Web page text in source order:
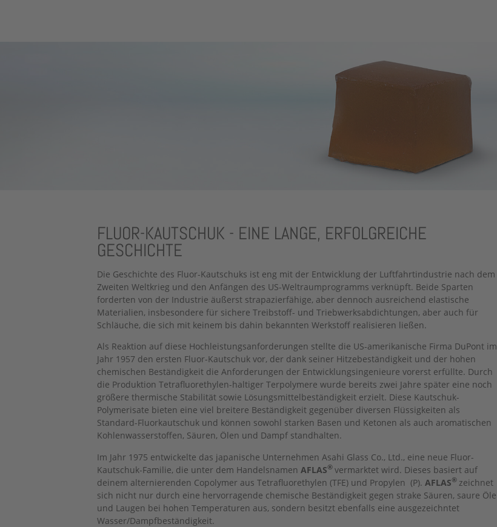
FLUOR-KAUTSCHUK - EINE LANGE, ERFOLGREICHE
GESCHICHTE
Die Geschichte des Fluor-Kautschuks ist eng mit der Entwicklung der Luftfahrtindustrie nach dem
Zweiten Weltkrieg und den Anfängen des US-Weltraumprogramms verknüpft. Beide Sparten
forderten von der Industrie äußerst strapazierfähige, aber dennoch ausreichend elastische
Materialien, insbesondere für sichere Treibstoff- und Triebwerksabdichtungen, aber auch für
Schläuche, die sich mit keinem bis dahin bekannten Werkstoff realisieren ließen.
Als Reaktion auf diese Hochleistungsanforderungen stellte die US-amerikanische Firma DuPont im
Jahr 1957 den ersten Fluor-Kautschuk vor, der dank seiner Hitzebeständigkeit und der hohen
chemischen Beständigkeit die Anforderungen der Entwicklungsingenieure vorerst erfüllte. Durch
die Produktion Tetrafluorethylen-haltiger Terpolymere wurde bereits zwei Jahre später eine noch
größere thermische Stabilität sowie Lösungsmittelbeständigkeit erzielt. Diese Kautschuk-
Polymerisate bieten eine viel breitere Beständigkeit gegenüber diversen Flüssigkeiten als
Standard-Fluorkautschuk und können sowohl starken Basen und Ketonen als auch aromatischen
Kohlenwasserstoffen, Säuren, Ölen und Dampf standhalten.
Im Jahr 1975 entwickelte das japanische Unternehmen Asahi Glass Co., Ltd., eine neue Fluor-
Kautschuk-Familie, die unter dem Handelsnamen AFLAS® vermarktet wird. Dieses basiert auf
deinem alternierenden Copolymer aus Tetrafluorethylen (TFE) und Propylen (P). AFLAS® zeichnet
sich nicht nur durch eine hervorragende chemische Beständigkeit gegen strake Säuren, saure Öle
und Laugen bei hohen Temperaturen aus, sondern besitzt ebenfalls eine ausgezeichntet
Wasser/Dampfbeständigkeit.